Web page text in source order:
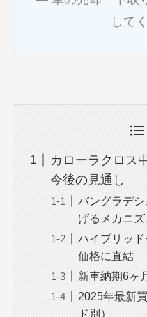
して
カローラクロス
今後の見通し
バングラデ
げるメカニズ
ハイブリッ
価格に直結
新車納期6ヶ
2025年最新
ド別）